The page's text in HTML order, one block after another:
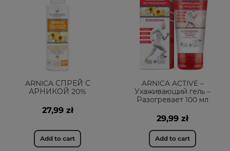
ARNICA СПРЕЙ С
АРНИКОЙ 20%
27,99 zł
Add to cart
ARNICA ACTIVE –
Ухаживающий гель –
Разогревает 100 мл
29,99 zł
Add to cart